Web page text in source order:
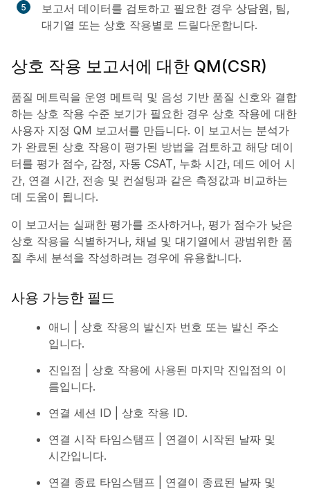
보고서 데이터를 검토하고 필요한 경우 상담원, 팀,
대기열 또는 상호 작용별로 드릴다운합니다.
상호 작용 보고서에 대한 QM(CSR)
품질 메트릭을 운영 메트릭 및 음성 기반 품질 신호와 결합
하는 상호 작용 수준 보기가 필요한 경우 상호 작용에 대한
사용자 지정 QM 보고서를 만듭니다. 이 보고서는 분석가
가 완료된 상호 작용이 평가된 방법을 검토하고 해당 데이
터를 평가 점수, 감정, 자동 CSAT, 누화 시간, 데드 에어 시
간, 연결 시간, 전송 및 컨설팅과 같은 측정값과 비교하는
데 도움이 됩니다.
이 보고서는 실패한 평가를 조사하거나, 평가 점수가 낮은
상호 작용을 식별하거나, 채널 및 대기열에서 광범위한 품
질 추세 분석을 작성하려는 경우에 유용합니다.
사용 가능한 필드
애니 | 상호 작용의 발신자 번호 또는 발신 주소
입니다.
진입점 | 상호 작용에 사용된 마지막 진입점의 이
름입니다.
연결 세션 ID | 상호 작용 ID.
연결 시작 타임스탬프 | 연결이 시작된 날짜 및
시간입니다.
연결 종료 타임스탬프 | 연결이 종료된 날짜 및